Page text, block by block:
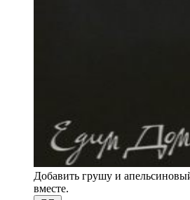
Добавить грушу и
вместе.